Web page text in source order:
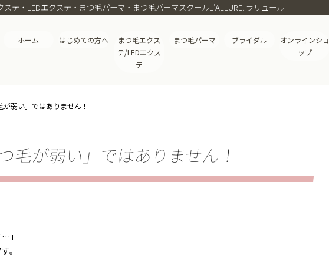
テ・LEDエクステ・まつ毛パーマ・まつ毛パーマスクールL’ALLURE. ラリュール
ホーム はじめての方へ
まつ毛エクス
テ/LEDエクス
テ
まつ毛パーマ ブライダル
オンラインショ
ップ
が弱い」ではありません！
毛が弱い」ではありません！
」
。